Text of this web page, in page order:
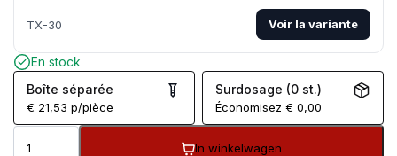
TX-30 Voir la variante
En stock
Boîte séparée
€ 21,53 p/pièce
Surdosage (0 st.)
Économisez€ 0,00
In winkelwagen